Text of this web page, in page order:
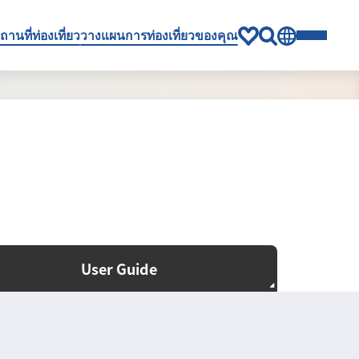
านที่ท่องเที่ยววางแผนการท่องเที่ยวของคุณ
User Guide